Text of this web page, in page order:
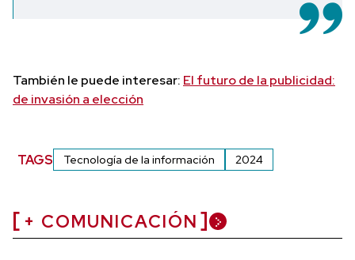
También le puede interesar: El futuro de la publicidad:
de invasión a elección
TAGS Tecnología de la información 2024
+ COMUNICACIÓN